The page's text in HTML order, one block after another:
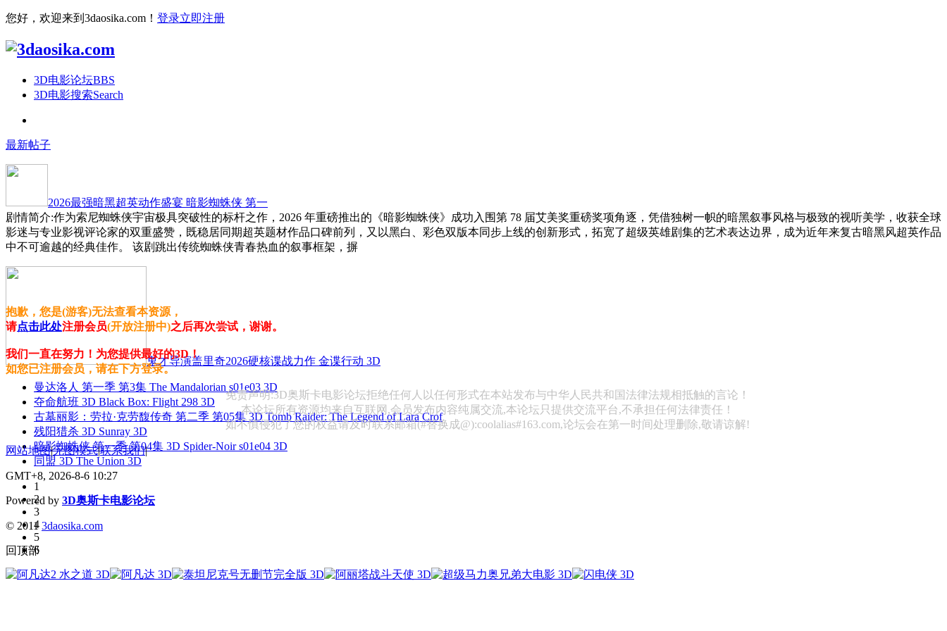
您好，欢迎来到3daosika.com！ 登录立即注册
3D电影论坛BBS
3D电影搜索Search
最新帖子
2026最强暗黑超英动作盛宴 暗影蜘蛛侠 第一
剧情简介:作为索尼蜘蛛侠宇宙极具突破性的标杆之作，2026 年重磅推出的《暗影蜘蛛侠》成功入围第 78 届艾美奖重磅奖项角逐，凭借独树一帜的暗黑叙事风格与极致的视听美学，收获全球
影迷与专业影视评论家的双重盛赞，既稳居同期超英题材作品口碑前列，又以黑白、彩色双版本同步上线的创新形式，拓宽了超级英雄剧集的艺术表达边界，成为近年来复古暗黑风超英作品
中不可逾越的经典佳作。 该剧跳出传统蜘蛛侠青春热血的叙事框架，摒
鬼才导演盖里奇2026硬核谍战力作 金谍行动 3D
曼达洛人 第一季 第3集 The Mandalorian s01e03 3D
夺命航班 3D Black Box: Flight 298 3D
古墓丽影：劳拉·克劳馥传奇 第二季 第05集 3D Tomb Raider: The Legend of Lara Crof
残阳猎杀 3D Sunray 3D
暗影蜘蛛侠 第一季 第04集 3D Spider-Noir s01e04 3D
同盟 3D The Union 3D
1
2
3
4
5
6
抱歉，您是(游客)无法查看本资源，
请点击此处注册会员(开放注册中)之后再次尝试，谢谢。
我们一直在努力！为您提供最好的3D！
如您已注册会员，请在下方登录。
免责声明:3D奥斯卡电影论坛拒绝任何人以任何形式在本站发布与中华人民共和国法律法规相抵触的言论！
本论坛所有资源均来自互联网,会员发布内容纯属交流,本论坛只提供交流平台,不承担任何法律责任！
如不慎侵犯了您的权益请及时联系邮箱(#替换成@):coolalias#163.com,论坛会在第一时间处理删除,敬请谅解!
网站地图|无图模式|联系我们|
GMT+8, 2026-8-6 10:27
Powered by 3D奥斯卡电影论坛
© 20113daosika.com
回顶部